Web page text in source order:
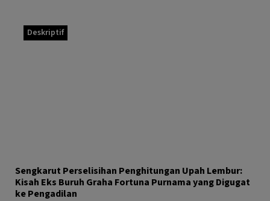
Deskriptif
Sengkarut Perselisihan Penghitungan Upah Lembur:
Kisah Eks Buruh Graha Fortuna Purnama yang Digugat
ke Pengadilan